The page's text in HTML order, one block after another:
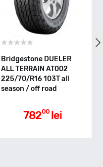
Bridgestone DUELER
ALL TERRAIN AT002
225/70/R16 103T all
season / off road
78200 lei